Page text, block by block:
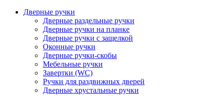
Дверные ручки
Дверные раздельные ручки
Дверные ручки на планке
Дверные ручки с защелкой
Оконные ручки
Дверные ручки-скобы
Мебельные ручки
Завертки (WC)
Ручки для раздвижных дверей
Дверные хрустальные ручки